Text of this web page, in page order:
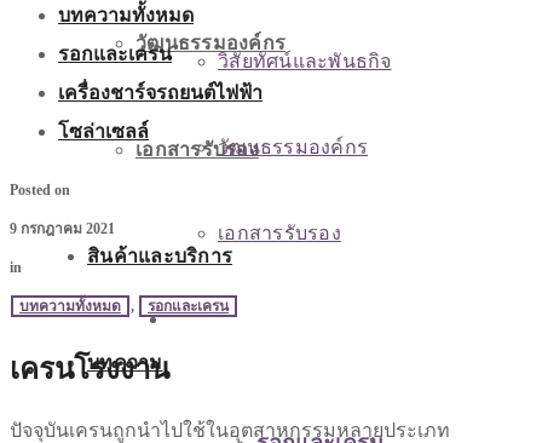
วัฒนธรรมองค์กร
เอกสารรับรอง
สินค้าและบริการ
บทความ
วิสัยทัศน์และพันธกิจ
วัฒนธรรมองค์กร
เอกสารรับรอง
สินค้าและบริการ
บทความทั้งหมด
รอกและเครน
เครื่องชาร์จรถยนต์ไฟฟ้า
โซล่าเซลล์
Posted on
9 กรกฎาคม 2021
in
บทความทั้งหมด , รอกและเครน
เครนโรงงาน
ปัจจุบันเครนถูกนำไปใช้ในอุตสาหกรรมหลายประเภท